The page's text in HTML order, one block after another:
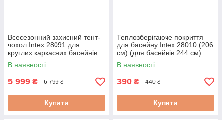
Всесезонний захисний тент-
чохол Intex 28091 для
круглих каркасних басейнів
732 см
В наявності
5 999 ₴ 6 799 ₴
Купити
Теплозберігаюче покриття
для басейну Intex 28010 (206
см) (для басейнів 244 см)
В наявності
390 ₴ 440 ₴
Купити